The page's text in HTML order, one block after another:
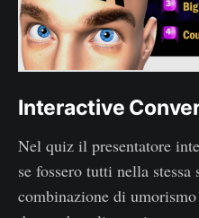
Interactive
Nel quiz il presentatore
se fossero tutti nella stessa
combinazione di